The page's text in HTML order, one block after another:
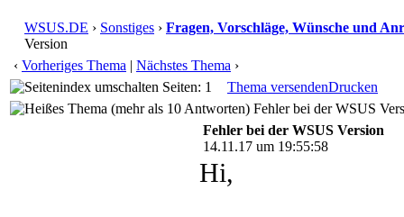
WSUS.DE › Sonstiges › Fragen, Vorschläge, Wünsche und
Version
‹ Vorheriges Thema | Nächstes Thema ›
Seiten: 1
Thema versendenDrucken
Fehler bei der WSUS
Fehler bei der WSUS Version
14.11.17 um 19:55:58
Hi,